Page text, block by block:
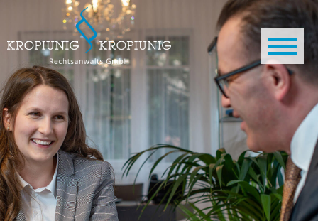
Direkt zum Inhalt